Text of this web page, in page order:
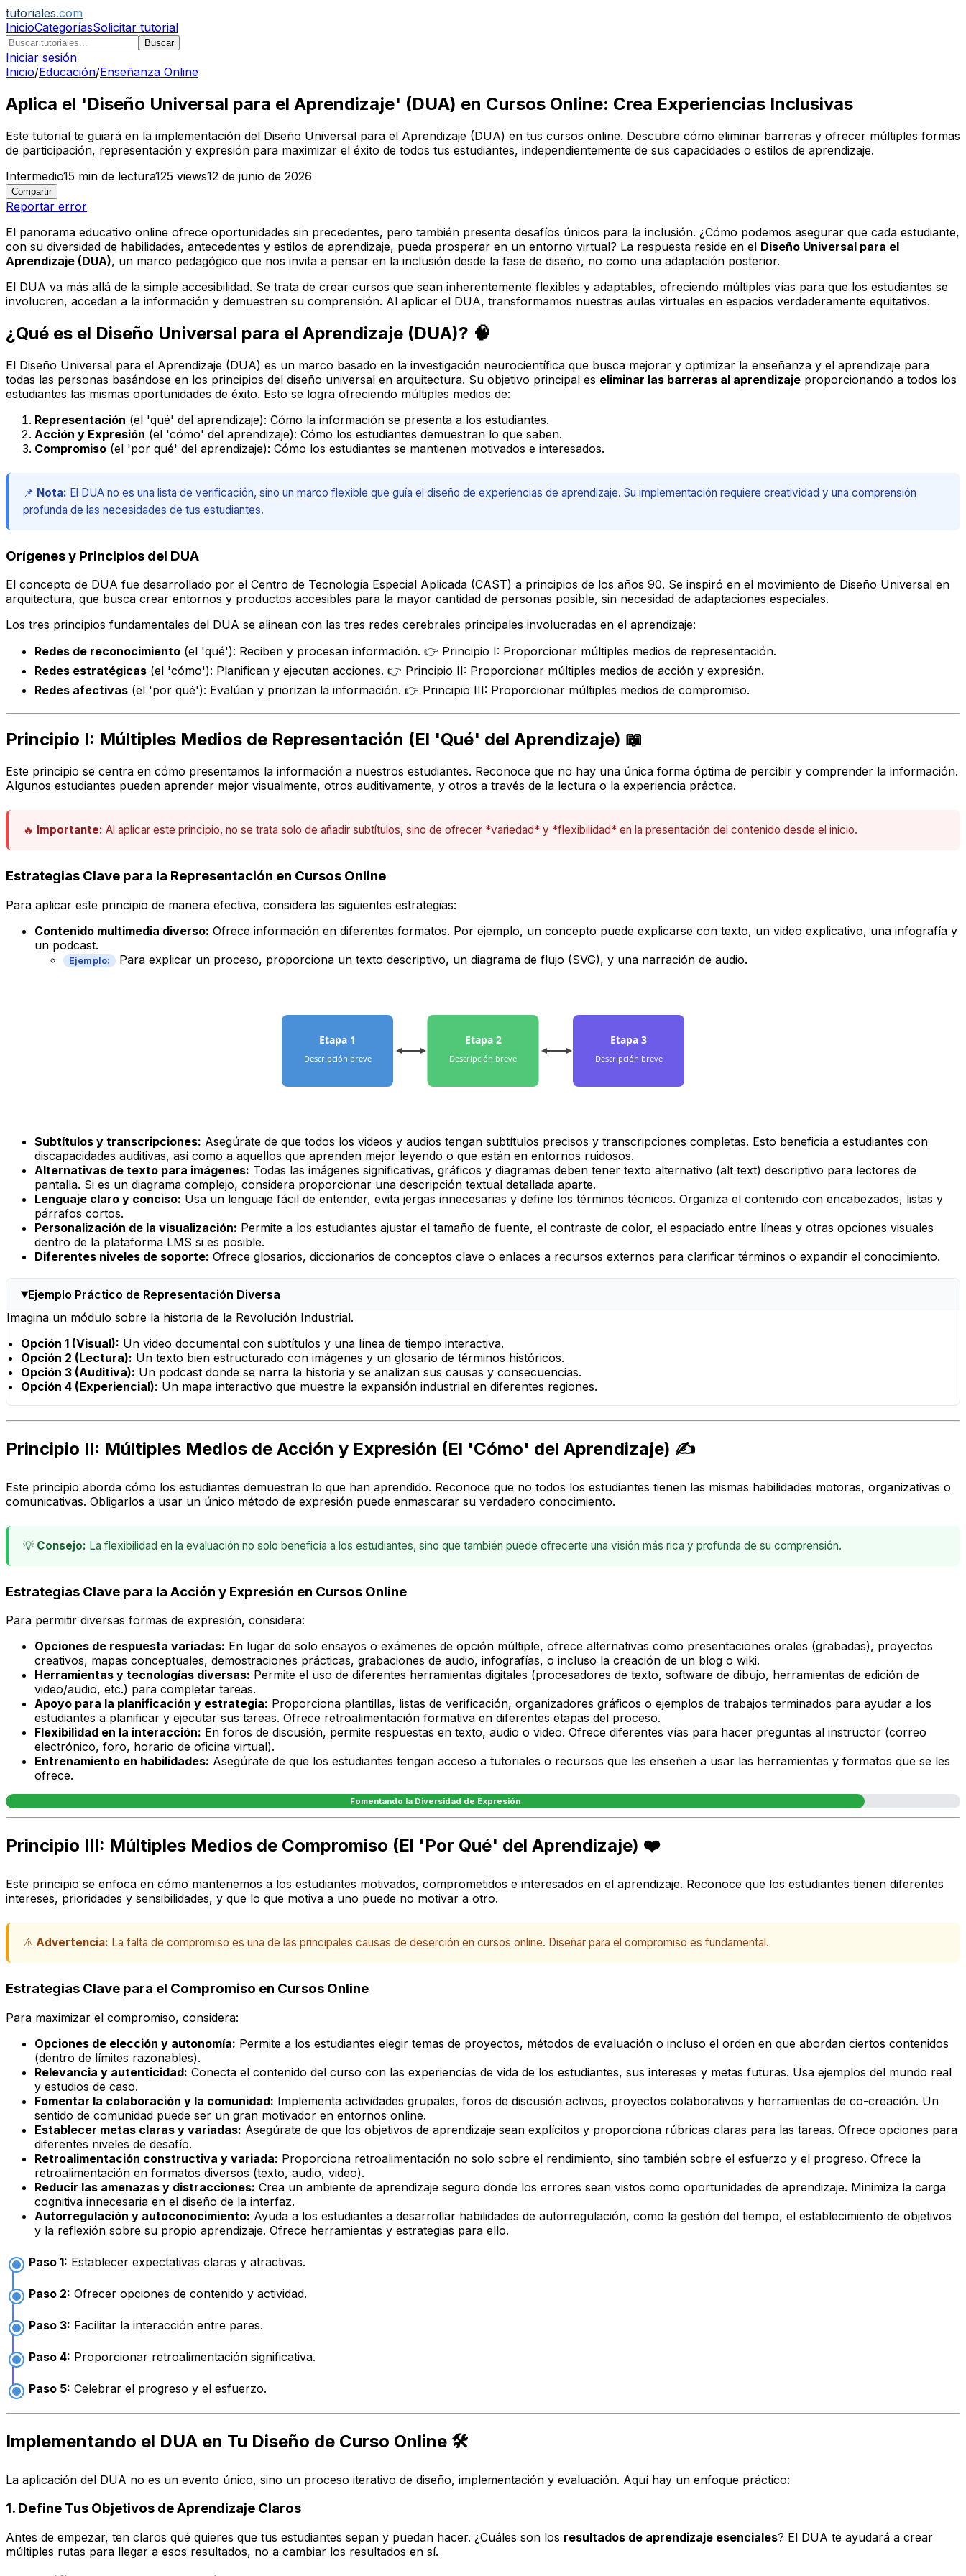
tutoriales.com
InicioCategoríasSolicitar tutorial
Buscar
Iniciar sesión
Inicio/Educación/Enseñanza Online
Aplica el 'Diseño Universal para el Aprendizaje' (DUA) en Cursos Online: Crea Experiencias Inclusivas
Este tutorial te guiará en la implementación del Diseño Universal para el Aprendizaje (DUA) en tus cursos online. Descubre cómo eliminar barreras y ofrecer múltiples formas
de participación, representación y expresión para maximizar el éxito de todos tus estudiantes, independientemente de sus capacidades o estilos de aprendizaje.
Intermedio15 min de lectura125 views12 de junio de 2026
Compartir
Reportar error
El panorama educativo online ofrece oportunidades sin precedentes, pero también presenta desafíos únicos para la inclusión. ¿Cómo podemos asegurar que cada estudiante,
con su diversidad de habilidades, antecedentes y estilos de aprendizaje, pueda prosperar en un entorno virtual? La respuesta reside en el Diseño Universal para el
Aprendizaje (DUA), un marco pedagógico que nos invita a pensar en la inclusión desde la fase de diseño, no como una adaptación posterior.
El DUA va más allá de la simple accesibilidad. Se trata de crear cursos que sean inherentemente flexibles y adaptables, ofreciendo múltiples vías para que los estudiantes se
involucren, accedan a la información y demuestren su comprensión. Al aplicar el DUA, transformamos nuestras aulas virtuales en espacios verdaderamente equitativos.
¿Qué es el Diseño Universal para el Aprendizaje (DUA)? 🧠
El Diseño Universal para el Aprendizaje (DUA) es un marco basado en la investigación neurocientífica que busca mejorar y optimizar la enseñanza y el aprendizaje para
todas las personas basándose en los principios del diseño universal en arquitectura. Su objetivo principal es eliminar las barreras al aprendizaje proporcionando a todos los
estudiantes las mismas oportunidades de éxito. Esto se logra ofreciendo múltiples medios de:
Representación (el 'qué' del aprendizaje): Cómo la información se presenta a los estudiantes.
Acción y Expresión (el 'cómo' del aprendizaje): Cómo los estudiantes demuestran lo que saben.
Compromiso (el 'por qué' del aprendizaje): Cómo los estudiantes se mantienen motivados e interesados.
📌 Nota: El DUA no es una lista de verificación, sino un marco flexible que guía el diseño de experiencias de aprendizaje. Su implementación requiere creatividad y una comprensión
profunda de las necesidades de tus estudiantes.
Orígenes y Principios del DUA
El concepto de DUA fue desarrollado por el Centro de Tecnología Especial Aplicada (CAST) a principios de los años 90. Se inspiró en el movimiento de Diseño Universal en
arquitectura, que busca crear entornos y productos accesibles para la mayor cantidad de personas posible, sin necesidad de adaptaciones especiales.
Los tres principios fundamentales del DUA se alinean con las tres redes cerebrales principales involucradas en el aprendizaje:
Redes de reconocimiento (el 'qué'): Reciben y procesan información. 👉 Principio I: Proporcionar múltiples medios de representación.
Redes estratégicas (el 'cómo'): Planifican y ejecutan acciones. 👉 Principio II: Proporcionar múltiples medios de acción y expresión.
Redes afectivas (el 'por qué'): Evalúan y priorizan la información. 👉 Principio III: Proporcionar múltiples medios de compromiso.
Principio I: Múltiples Medios de Representación (El 'Qué' del Aprendizaje) 📖
Este principio se centra en cómo presentamos la información a nuestros estudiantes. Reconoce que no hay una única forma óptima de percibir y comprender la información.
Algunos estudiantes pueden aprender mejor visualmente, otros auditivamente, y otros a través de la lectura o la experiencia práctica.
🔥 Importante: Al aplicar este principio, no se trata solo de añadir subtítulos, sino de ofrecer *variedad* y *flexibilidad* en la presentación del contenido desde el inicio.
Estrategias Clave para la Representación en Cursos Online
Para aplicar este principio de manera efectiva, considera las siguientes estrategias:
Contenido multimedia diverso: Ofrece información en diferentes formatos. Por ejemplo, un concepto puede explicarse con texto, un video explicativo, una infografía y
un podcast.
Ejemplo: Para explicar un proceso, proporciona un texto descriptivo, un diagrama de flujo (SVG), y una narración de audio.
Etapa 1
Descripción breve
Etapa 2
Descripción breve
Etapa 3
Descripción breve
Subtítulos y transcripciones: Asegúrate de que todos los videos y audios tengan subtítulos precisos y transcripciones completas. Esto beneficia a estudiantes con
discapacidades auditivas, así como a aquellos que aprenden mejor leyendo o que están en entornos ruidosos.
Alternativas de texto para imágenes: Todas las imágenes significativas, gráficos y diagramas deben tener texto alternativo (alt text) descriptivo para lectores de
pantalla. Si es un diagrama complejo, considera proporcionar una descripción textual detallada aparte.
Lenguaje claro y conciso: Usa un lenguaje fácil de entender, evita jergas innecesarias y define los términos técnicos. Organiza el contenido con encabezados, listas y
párrafos cortos.
Personalización de la visualización: Permite a los estudiantes ajustar el tamaño de fuente, el contraste de color, el espaciado entre líneas y otras opciones visuales
dentro de la plataforma LMS si es posible.
Diferentes niveles de soporte: Ofrece glosarios, diccionarios de conceptos clave o enlaces a recursos externos para clarificar términos o expandir el conocimiento.
Ejemplo Práctico de Representación Diversa
Imagina un módulo sobre la historia de la Revolución Industrial.
Opción 1 (Visual): Un video documental con subtítulos y una línea de tiempo interactiva.
Opción 2 (Lectura): Un texto bien estructurado con imágenes y un glosario de términos históricos.
Opción 3 (Auditiva): Un podcast donde se narra la historia y se analizan sus causas y consecuencias.
Opción 4 (Experiencial): Un mapa interactivo que muestre la expansión industrial en diferentes regiones.
Principio II: Múltiples Medios de Acción y Expresión (El 'Cómo' del Aprendizaje) ✍️
Este principio aborda cómo los estudiantes demuestran lo que han aprendido. Reconoce que no todos los estudiantes tienen las mismas habilidades motoras, organizativas o
comunicativas. Obligarlos a usar un único método de expresión puede enmascarar su verdadero conocimiento.
💡 Consejo: La flexibilidad en la evaluación no solo beneficia a los estudiantes, sino que también puede ofrecerte una visión más rica y profunda de su comprensión.
Estrategias Clave para la Acción y Expresión en Cursos Online
Para permitir diversas formas de expresión, considera:
Opciones de respuesta variadas: En lugar de solo ensayos o exámenes de opción múltiple, ofrece alternativas como presentaciones orales (grabadas), proyectos
creativos, mapas conceptuales, demostraciones prácticas, grabaciones de audio, infografías, o incluso la creación de un blog o wiki.
Herramientas y tecnologías diversas: Permite el uso de diferentes herramientas digitales (procesadores de texto, software de dibujo, herramientas de edición de
video/audio, etc.) para completar tareas.
Apoyo para la planificación y estrategia: Proporciona plantillas, listas de verificación, organizadores gráficos o ejemplos de trabajos terminados para ayudar a los
estudiantes a planificar y ejecutar sus tareas. Ofrece retroalimentación formativa en diferentes etapas del proceso.
Flexibilidad en la interacción: En foros de discusión, permite respuestas en texto, audio o video. Ofrece diferentes vías para hacer preguntas al instructor (correo
electrónico, foro, horario de oficina virtual).
Entrenamiento en habilidades: Asegúrate de que los estudiantes tengan acceso a tutoriales o recursos que les enseñen a usar las herramientas y formatos que se les
ofrece.
Fomentando la Diversidad de Expresión
Principio III: Múltiples Medios de Compromiso (El 'Por Qué' del Aprendizaje) ❤️
Este principio se enfoca en cómo mantenemos a los estudiantes motivados, comprometidos e interesados en el aprendizaje. Reconoce que los estudiantes tienen diferentes
intereses, prioridades y sensibilidades, y que lo que motiva a uno puede no motivar a otro.
⚠️ Advertencia: La falta de compromiso es una de las principales causas de deserción en cursos online. Diseñar para el compromiso es fundamental.
Estrategias Clave para el Compromiso en Cursos Online
Para maximizar el compromiso, considera:
Opciones de elección y autonomía: Permite a los estudiantes elegir temas de proyectos, métodos de evaluación o incluso el orden en que abordan ciertos contenidos
(dentro de límites razonables).
Relevancia y autenticidad: Conecta el contenido del curso con las experiencias de vida de los estudiantes, sus intereses y metas futuras. Usa ejemplos del mundo real
y estudios de caso.
Fomentar la colaboración y la comunidad: Implementa actividades grupales, foros de discusión activos, proyectos colaborativos y herramientas de co-creación. Un
sentido de comunidad puede ser un gran motivador en entornos online.
Establecer metas claras y variadas: Asegúrate de que los objetivos de aprendizaje sean explícitos y proporciona rúbricas claras para las tareas. Ofrece opciones para
diferentes niveles de desafío.
Retroalimentación constructiva y variada: Proporciona retroalimentación no solo sobre el rendimiento, sino también sobre el esfuerzo y el progreso. Ofrece la
retroalimentación en formatos diversos (texto, audio, video).
Reducir las amenazas y distracciones: Crea un ambiente de aprendizaje seguro donde los errores sean vistos como oportunidades de aprendizaje. Minimiza la carga
cognitiva innecesaria en el diseño de la interfaz.
Autorregulación y autoconocimiento: Ayuda a los estudiantes a desarrollar habilidades de autorregulación, como la gestión del tiempo, el establecimiento de objetivos
y la reflexión sobre su propio aprendizaje. Ofrece herramientas y estrategias para ello.
Paso 1: Establecer expectativas claras y atractivas.
Paso 2: Ofrecer opciones de contenido y actividad.
Paso 3: Facilitar la interacción entre pares.
Paso 4: Proporcionar retroalimentación significativa.
Paso 5: Celebrar el progreso y el esfuerzo.
Implementando el DUA en Tu Diseño de Curso Online 🛠️
La aplicación del DUA no es un evento único, sino un proceso iterativo de diseño, implementación y evaluación. Aquí hay un enfoque práctico:
1. Define Tus Objetivos de Aprendizaje Claros
Antes de empezar, ten claros qué quieres que tus estudiantes sepan y puedan hacer. ¿Cuáles son los resultados de aprendizaje esenciales? El DUA te ayudará a crear
múltiples rutas para llegar a esos resultados, no a cambiar los resultados en sí.